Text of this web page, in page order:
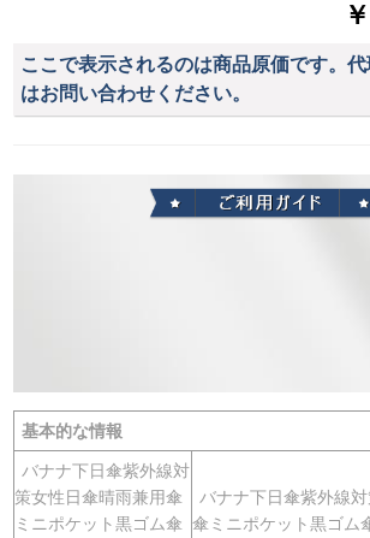
ここで表示されるのは商品原価です。
はお問い合わせください。
基本的な情報
バナナ下日傘紫外線対
策女性日傘晴雨兼用傘
ミニポケット黒ゴム傘
バナナ下日傘紫外線
傘ミニポケット黒ゴム